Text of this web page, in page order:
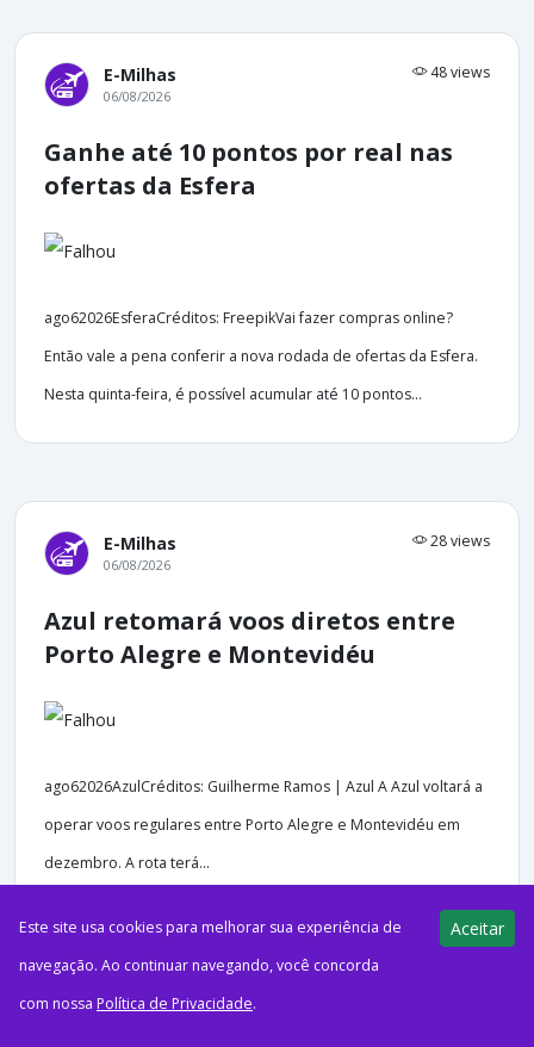
E-Milhas 48 views
06/08/2026
Ganhe até 10 pontos por real nas
ofertas da Esfera
ago62026EsferaCréditos: FreepikVai fazer compras online?
Então vale a pena conferir a nova rodada de ofertas da Esfera.
Nesta quinta-feira, é possível acumular até 10 pontos...
E-Milhas 28 views
06/08/2026
Azul retomará voos diretos entre
Porto Alegre e Montevidéu
ago62026AzulCréditos: Guilherme Ramos | Azul A Azul voltará a
operar voos regulares entre Porto Alegre e Montevidéu em
dezembro. A rota terá...
E-Milhas
Este site usa cookies para melhorar sua experiência de
navegação. Ao continuar navegando, você concorda
com nossa Política de Privacidade.
Aceitar